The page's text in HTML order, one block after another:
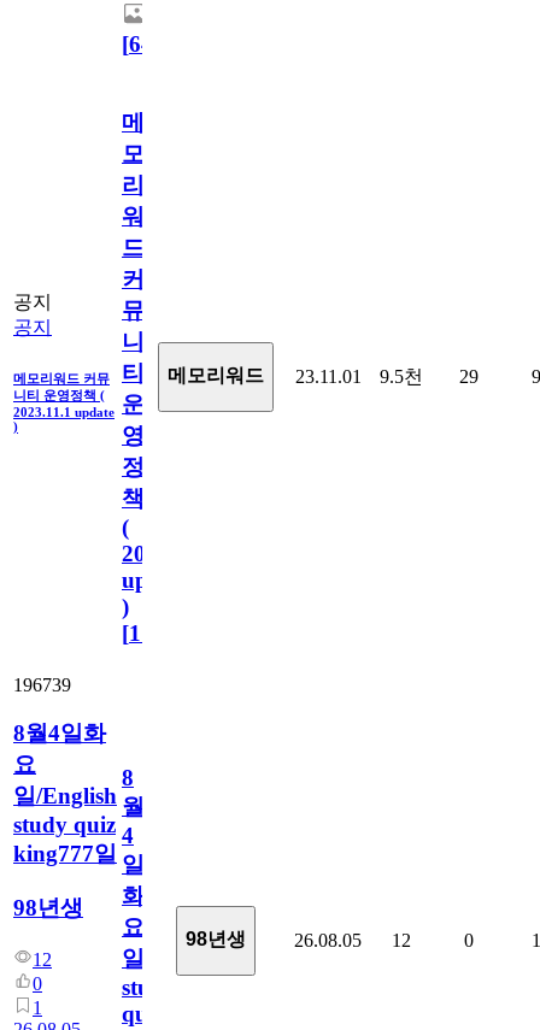
[64
공지
공지
메모리워드 커뮤
니티 운영정책 (
2023.11.1 update
)
메
모
리
워
드
커
뮤
니
티
운
영
정
책
(
2023.11.1
update
)
[110
메모리워드 23.11.01 9.5천 29 9
196739
8월4일화
요
일/English
study quiz
king777일
98년생
12
0
1
8
월
4
일
화
요
일/English
study
quiz
98년생 26.08.05 12 0 1